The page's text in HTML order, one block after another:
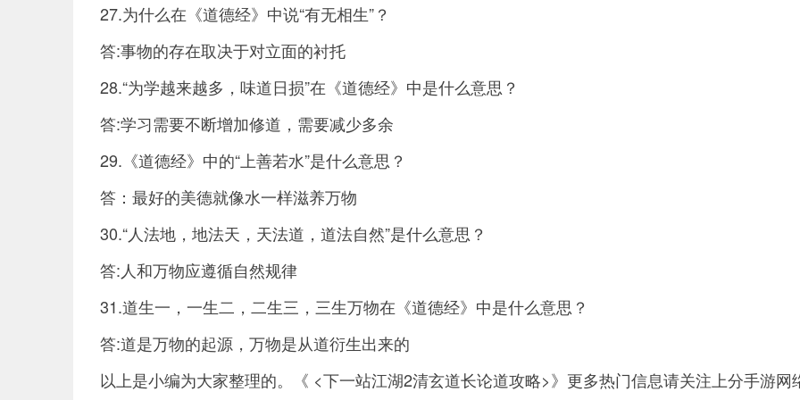
27.为什么在《道德经》中说“有无相生”？
答:事物的存在取决于对立面的衬托
28.“为学越来越多，味道日损”在《道德经》中是什么意思？
答:学习需要不断增加修道，需要减少多余
29.《道德经》中的“上善若水”是什么意思？
答：最好的美德就像水一样滋养万物
30.“人法地，地法天，天法道，道法自然”是什么意思？
答:人和万物应遵循自然规律
31.道生一，一生二，二生三，三生万物在《道德经》中是什么意思？
答:道是万物的起源，万物是从道衍生出来的
以上是小编为大家整理的。《 <下一站江湖2清玄道长论道攻略>》更多热门信息请关注上分手游网